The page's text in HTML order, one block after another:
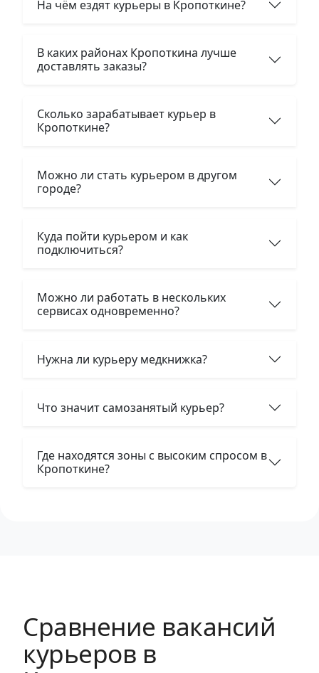
На чём ездят курьеры в Кропоткине?
В каких районах Кропоткина лучше
доставлять заказы?
Сколько зарабатывает курьер в
Кропоткине?
Можно ли стать курьером в другом
городе?
Куда пойти курьером и как
подключиться?
Можно ли работать в нескольких
сервисах одновременно?
Нужна ли курьеру медкнижка?
Что значит самозанятый курьер?
Где находятся зоны с высоким спросом в
Кропоткине?
Сравнение вакансий
курьеров в